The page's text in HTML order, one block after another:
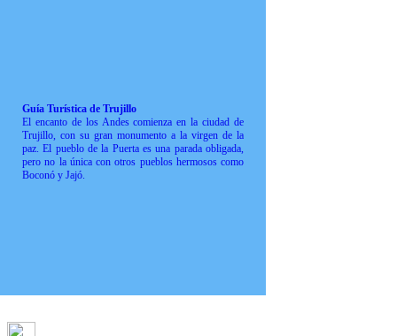
Guía Turística de Trujillo
El encanto de los Andes comienza en la ciudad de
Trujillo, con su gran monumento a la virgen de la
paz. El pueblo de la Puerta es una parada obligada,
pero no la única con otros pueblos hermosos como
Boconó y Jajó.